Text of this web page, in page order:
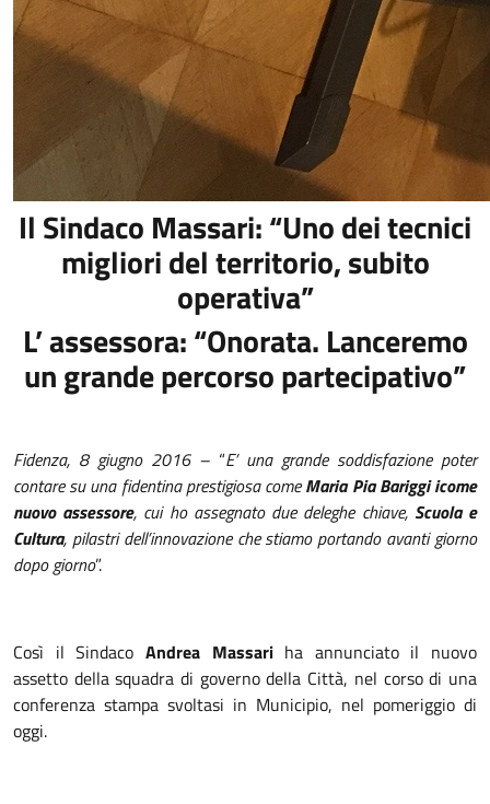
Il Sindaco Massari: “Uno dei tecnici
migliori del territorio, subito
operativa”
L’ assessora: “Onorata. Lanceremo
un grande percorso partecipativo”
Fidenza, 8 giugno 2016 – “E’ una grande soddisfazione poter
contare su una fidentina prestigiosa comeMaria Pia Bariggi icome
nuovo assessore, cui ho assegnato due deleghe chiave, Scuola e
Cultura, pilastri dell’innovazione che stiamo portando avanti giorno
dopo giorno”.
Così il Sindaco Andrea Massariha annunciato il nuovo
assetto della squadra di governo della Città, nel corso di una
conferenza stampa svoltasi in Municipio, nel pomeriggio di
oggi.